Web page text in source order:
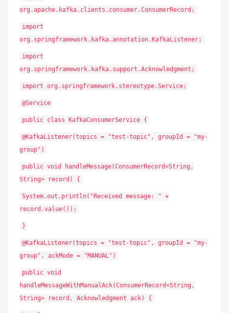
org.apache.kafka.clients.consumer.ConsumerRecord;
import
org.springframework.kafka.annotation.KafkaListener;
import
org.springframework.kafka.support.Acknowledgment;
import org.springframework.stereotype.Service;
@Service
public class KafkaConsumerService {
@KafkaListener(topics = "test-topic", groupId = "my-
group")
public void handleMessage(ConsumerRecord<String,
String> record) {
System.out.println("Received message: " +
record.value());
}
@KafkaListener(topics = "test-topic", groupId = "my-
group", ackMode = "MANUAL")
public void
handleMessageWithManualAck(ConsumerRecord<String,
String> record, Acknowledgment ack) {